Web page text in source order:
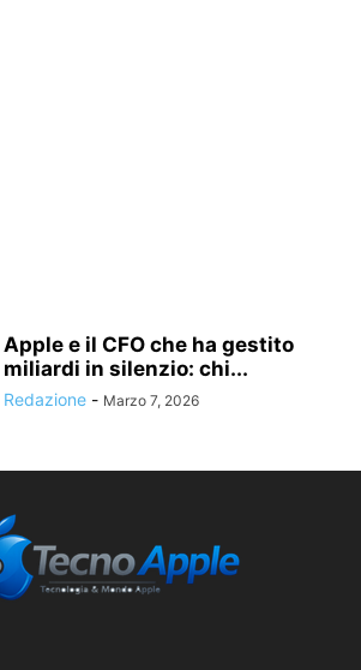
Apple e il CFO che ha gestito
miliardi in silenzio: chi...
Redazione - Marzo 7, 2026